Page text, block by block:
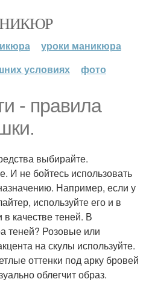
уроки маникюра
условиях
фото
- правила
выбирайте.
И не бойтесь использовать
Например, если у
используйте его и в
в качестве теней. В
теней? Розовые или
на скулы используйте.
оттенки под арку бровей
облегчит образ.